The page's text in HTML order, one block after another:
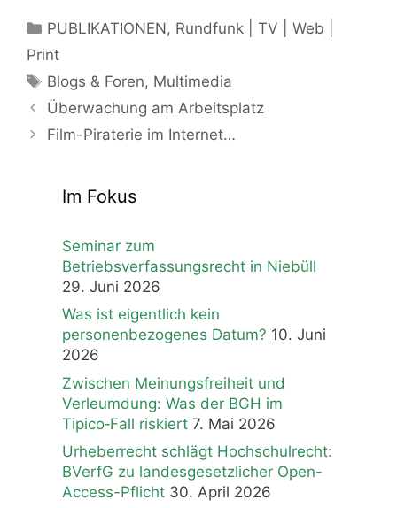
Kategorien
PUBLIKATIONEN, Rundfunk | TV | Web |
Print
Schlagwörter
Blogs & Foren, Multimedia
Überwachung am Arbeitsplatz
Film-Piraterie im Internet…
Im Fokus
Seminar zum
Betriebsverfassungsrecht in Niebüll
29. Juni 2026
Was ist eigentlich kein
personenbezogenes Datum? 10. Juni
2026
Zwischen Meinungsfreiheit und
Verleumdung: Was der BGH im
Tipico‑Fall riskiert 7. Mai 2026
Urheberrecht schlägt Hochschulrecht:
BVerfG zu landesgesetzlicher Open-
Access-Pflicht 30. April 2026